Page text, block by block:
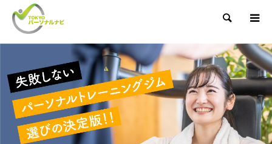
検索